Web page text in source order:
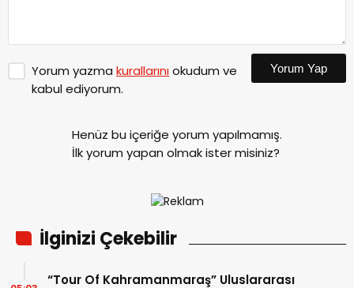
Yorum yazma kurallarınıokudum ve
kabul ediyorum.
Yorum Yap
Henüz bu içeriğe yorum yapılmamış.
İlk yorum yapan olmak ister misiniz?
İlginizi Çekebilir
“Tour Of Kahramanmaraş” Uluslararası